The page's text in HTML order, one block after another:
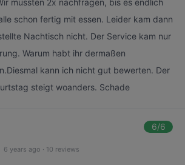
mussten 2x nachfragen, bis es endlich
schon fertig mit essen. Leider kam dann
Nachtisch nicht. Der Service kam nur
Warum habt ihr dermaßen
kann ich nicht gut bewerten. Der
steigt woanders. Schade
6/6
6 years ago · 10 reviews